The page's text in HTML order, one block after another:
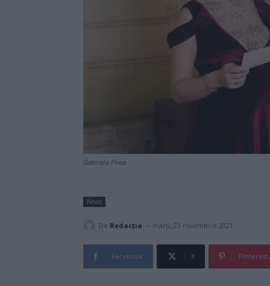
Gabriela Firea
News
De Redacţia - marți, 23 noiembrie 2021
Facebook X Pinterest